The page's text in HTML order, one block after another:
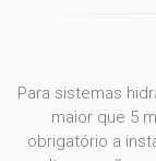
Para sistemas
maior que 5
obrigatório a